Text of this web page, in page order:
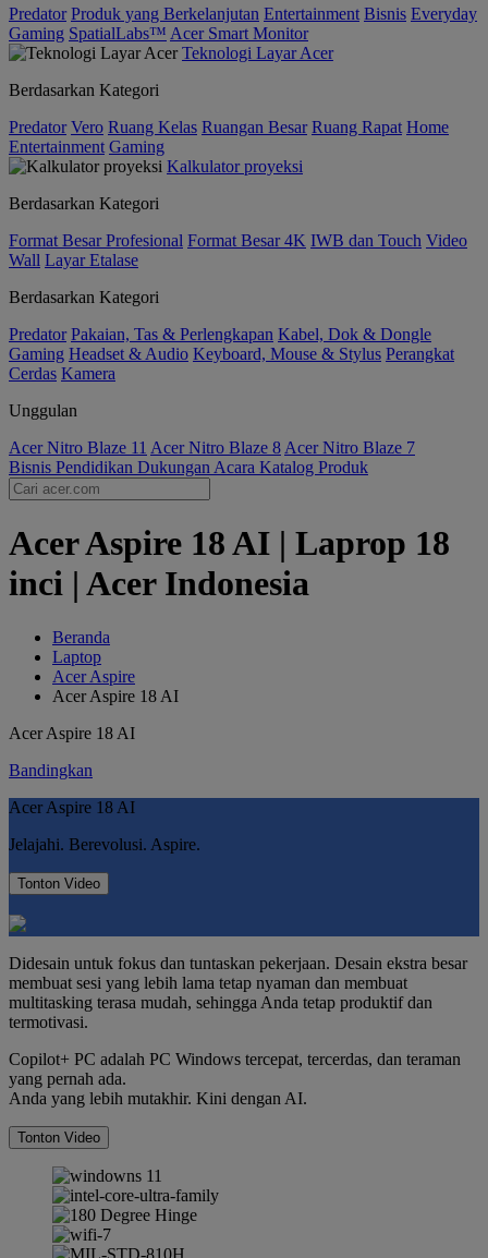
Predator Produk yang Berkelanjutan Entertainment Bisnis Everyday
Gaming SpatialLabs™ Acer Smart Monitor
Teknologi Layar Acer
Berdasarkan Kategori
Predator Vero Ruang Kelas Ruangan Besar Ruang Rapat Home
Entertainment Gaming
Kalkulator proyeksi
Berdasarkan Kategori
Format Besar Profesional Format Besar 4K IWB dan Touch Video
Wall Layar Etalase
Berdasarkan Kategori
Predator Pakaian, Tas & Perlengkapan Kabel, Dok & Dongle
Gaming Headset & Audio Keyboard, Mouse & Stylus Perangkat
Cerdas Kamera
Unggulan
Acer Nitro Blaze 11 Acer Nitro Blaze 8 Acer Nitro Blaze 7
Bisnis Pendidikan Dukungan Acara Katalog Produk
Acer Aspire 18 AI | Laprop 18
inci | Acer Indonesia
Beranda
Laptop
Acer Aspire
Acer Aspire 18 AI
Acer Aspire 18 AI
Bandingkan
Acer Aspire 18 AI
Jelajahi. Berevolusi. Aspire.
Tonton Video
Didesain untuk fokus dan tuntaskan pekerjaan. Desain ekstra besar
membuat sesi yang lebih lama tetap nyaman dan membuat
multitasking terasa mudah, sehingga Anda tetap produktif dan
termotivasi.
Copilot+ PC adalah PC Windows tercepat, tercerdas, dan teraman
yang pernah ada.
Anda yang lebih mutakhir. Kini dengan AI.
Tonton Video